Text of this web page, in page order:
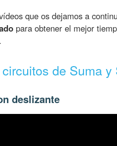
que os dejamos a
para obtener el mejor
de Suma y
deslizante